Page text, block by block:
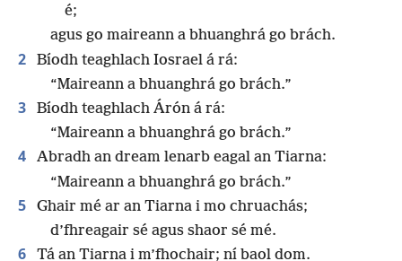
é;
agus go maireann a bhuanghrá go brách.
2
Bíodh teaghlach Iosrael á rá:
“Maireann a bhuanghrá go brách.”
3
Bíodh teaghlach Árón á rá:
“Maireann a bhuanghrá go brách.”
4
Abradh an dream lenarb eagal an Tiarna:
“Maireann a bhuanghrá go brách.”
5
Ghair mé ar an Tiarna i mo chruachás;
d’fhreagair sé agus shaor sé mé.
6
Tá an Tiarna i m’fhochair; ní baol dom.